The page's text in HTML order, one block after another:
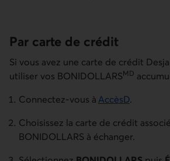
Par carte de crédit
Si vous avez une carte de crédit
utiliser vos BONIDOLLARSMD
Connectez-vous à AccèsD.
Choisissez la carte de crédit
BONIDOLLARS à échanger.